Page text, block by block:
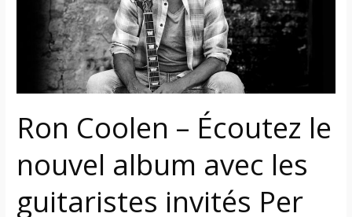
Ron Coolen – Écoutez le
nouvel album avec les
guitaristes invités Per
guitaristes
Per
Satchel,
Concepcion